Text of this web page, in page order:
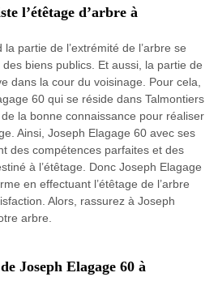
l’étêtage d’arbre à
la partie de l’extrémité de l’arbre se
biens publics. Et aussi, la partie de
dans la cour du voisinage. Pour cela,
60 qui se réside dans Talmontiers
la bonne connaissance pour réaliser
Ainsi, Joseph Elagage 60 avec ses
des compétences parfaites et des
à l’étêtage. Donc Joseph Elagage
en effectuant l’étêtage de l’arbre
Alors, rassurez à Joseph
arbre.
Joseph Elagage 60 à